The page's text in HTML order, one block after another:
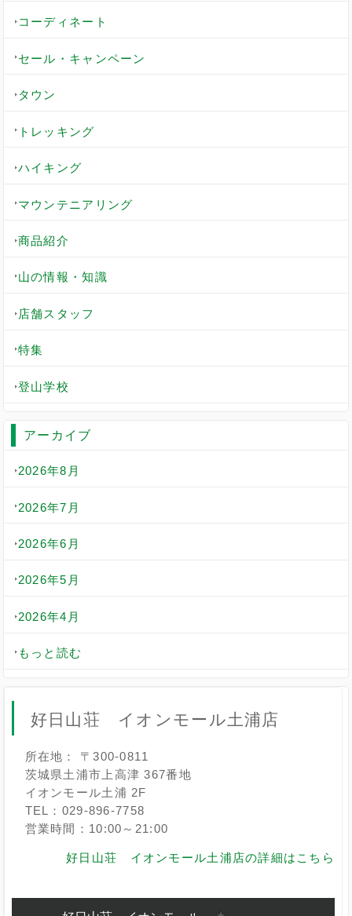
コーディネート
セール・キャンペーン
タウン
トレッキング
ハイキング
マウンテニアリング
商品紹介
山の情報・知識
店舗スタッフ
特集
登山学校
アーカイブ
2026年8月
2026年7月
2026年6月
2026年5月
2026年4月
もっと読む
好日山荘 イオンモール土浦店
所在地： 〒300-0811
茨城県土浦市上高津 367番地
イオンモール土浦 2F
TEL：029-896-7758
営業時間：10:00～21:00
好日山荘 イオンモール土浦店の詳細はこちら